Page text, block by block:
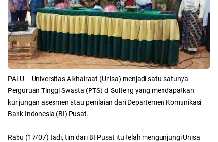
PALU – Universitas Alkhairaat (Unisa) menjadi satu-satunya
Perguruan Tinggi Swasta (PTS) di Sulteng yang mendapatkan
kunjungan asesmen atau penilaian dari Departemen Komunikasi
Bank Indonesia (BI) Pusat.
Rabu (17/07) tadi, tim dari BI Pusat itu telah mengunjungi Unisa